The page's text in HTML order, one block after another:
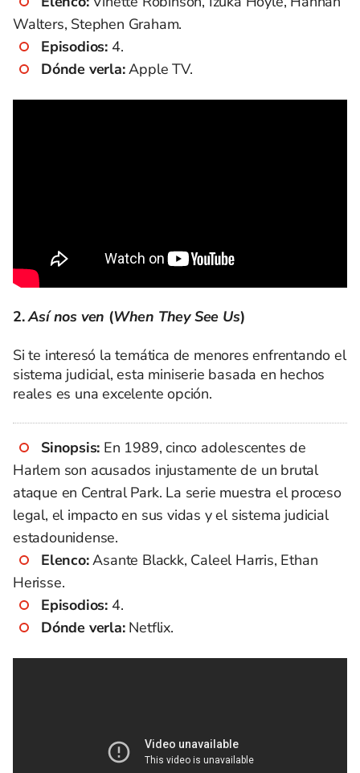
Walters, Stephen Graham.
Episodios: 4.
Dónde verla:Apple TV.
2.Así nos ven (When They See Us)
Si te interesó la temática de menores enfrentando el
sistema judicial, esta miniserie basada en hechos
reales es una excelente opción.
Sinopsis: En 1989, cinco adolescentes de
Harlem son acusados injustamente de un brutal
ataque en Central Park. La serie muestra el proceso
legal, el impacto en sus vidas y el sistema judicial
estadounidense.
Elenco:Asante Blackk, Caleel Harris, Ethan
Herisse.
Episodios: 4.
Dónde verla:Netflix.